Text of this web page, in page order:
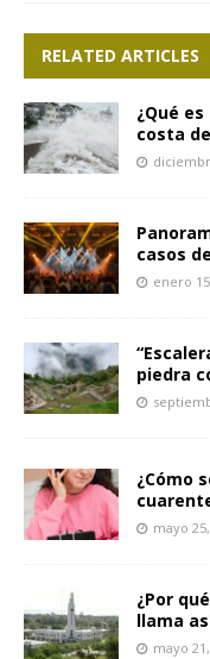
RELATED ARTICLES
¿Qué
costa
casos
enero
piedra
¿Cómo
mayo
¿Por
llama
mayo